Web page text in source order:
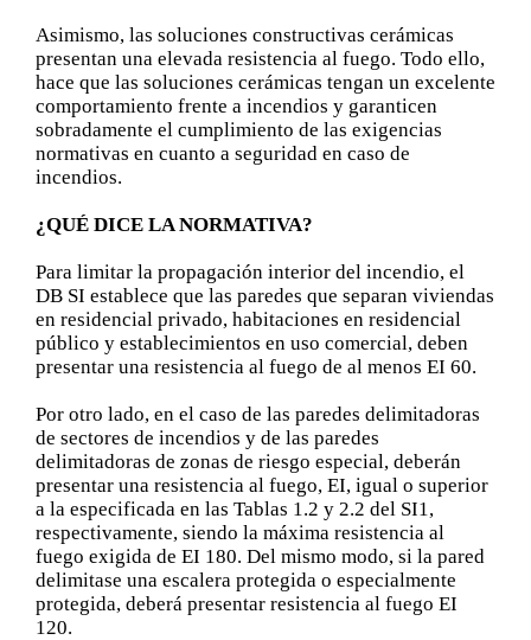
Asimismo, las soluciones constructivas cerámicas
presentan una elevada resistencia al fuego. Todo ello,
hace que las soluciones cerámicas tengan un excelente
comportamiento frente a incendios y garanticen
sobradamente el cumplimiento de las exigencias
normativas en cuanto a seguridad en caso de
incendios.
¿QUÉ DICE LA NORMATIVA?
Para limitar la propagación interior del incendio, el
DB SI establece que las paredes que separan viviendas
en residencial privado, habitaciones en residencial
público y establecimientos en uso comercial, deben
presentar una resistencia al fuego de al menos EI 60.
Por otro lado, en el caso de las paredes delimitadoras
de sectores de incendios y de las paredes
delimitadoras de zonas de riesgo especial, deberán
presentar una resistencia al fuego, EI, igual o superior
a la especificada en las Tablas 1.2 y 2.2 del SI1,
respectivamente, siendo la máxima resistencia al
fuego exigida de EI 180. Del mismo modo, si la pared
delimitase una escalera protegida o especialmente
protegida, deberá presentar resistencia al fuego EI
120.